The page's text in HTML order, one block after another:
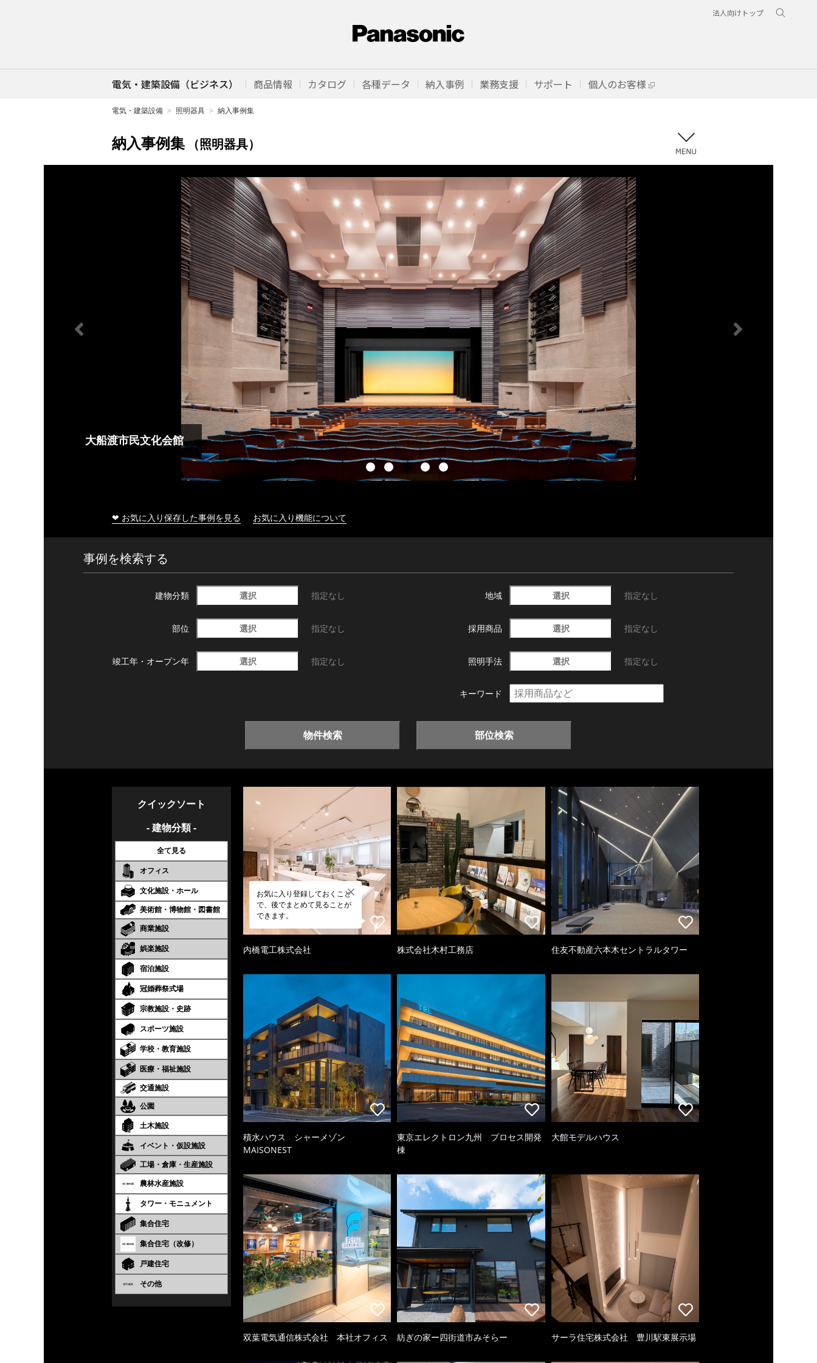
法人向けトップ
電気・建築設備（ビジネス） 商品情報 カタログ 各種データ 納入事例 業務支援 サポート 個人のお客様
電気・建築設備 照明器具 納入事例集
納入事例集 （照明器具）
大船渡市民文化会館
❤ お気に入り保存した事例を見る お気に入り機能について
事例を検索する
建物分類 選択 指定なし 地域 選択 指定なし
部位 選択 指定なし 採用商品 選択 指定なし
竣工年・ オープン年 選択 指定なし 照明手法 選択 指定なし
キーワード
物件検索 部位検索
クイックソート
- 建物分類 -
全て見る
オフィス
文化施設・ホール
美術館・博物館・図書館
商業施設
娯楽施設
宿泊施設
冠婚葬祭式場
宗教施設・史跡
スポーツ施設
学校・教育施設
医療・福祉施設
交通施設
公園
土木施設
イベント・仮設施設
工場・倉庫・生産施設
農林水産施設
タワー・モニュメント
集合住宅
集合住宅（改修）
戸建住宅
その他
お気に入り登録しておくこと
で、後でまとめて見ることが
できます。
内橋電工株式会社 株式会社木村工務店 住友不動産六本木セントラルタワー
積水ハウス シャーメゾン
MAISONEST
東京エレクトロン九州 プロセス開発
棟
大館モデルハウス
双葉電気通信株式会社 本社オフィス 紡ぎの家ー四街道市みそらー サーラ住宅株式会社 豊川駅東展示場